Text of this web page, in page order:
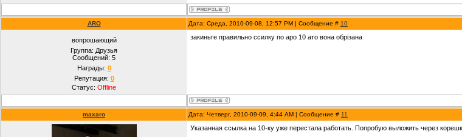
ARO Дата: Среда, 2010-09-08, 12:57 PM | Сообщение # 10
вопрошающий
Группа: Друзья
Сообщений: 5
Награды: 0
Репутация: 0
Статус: Offline
закиньте правильно ссилку по аро 10 ато вона обрізана
maxaro Дата: Четверг, 2010-09-09, 4:44 AM | Сообщение # 11
Указанная ссылка на 10-ку уже перестала работать. Попробую выложить через